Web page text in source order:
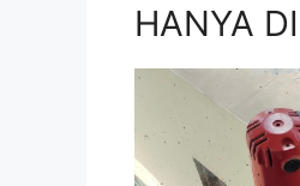
HANYA